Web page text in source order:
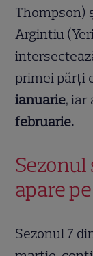
Thompson)
Argintiu
primei părți
ianuarie, iar
februarie.
apare
Sezonul 7